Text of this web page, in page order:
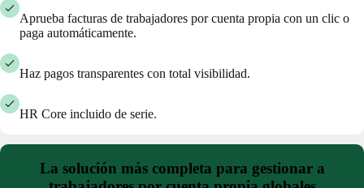
Aprueba facturas de trabajadores por cuenta propia con un clic o
paga automáticamente.
Haz pagos transparentes con total visibilidad.
HR Core incluido de serie.
La solución más completa para gestionar a